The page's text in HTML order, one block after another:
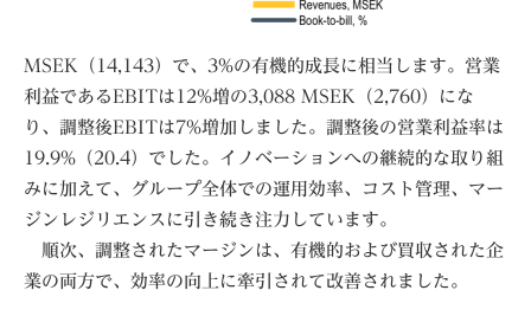
MSEK（14,143）で、3%の有機的成長に相当します。営業
利益であるEBITは12%増の3,088 MSEK（2,760）にな
り、調整後EBITは7%増加しました。調整後の営業利益率は
19.9%（20.4）でした。イノベーションへの継続的な取り組
みに加えて、グループ全体での運用効率、コスト管理、マー
ジンレジリエンスに引き続き注力しています。
順次、調整されたマージンは、有機的および買収された企
業の両方で、効率の向上に牽引されて改善されました。